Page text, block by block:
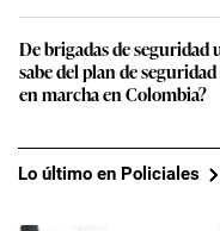
De brigadas de seguridad
sabe del plan de
en marcha en Colombia?
Lo último en Policiales